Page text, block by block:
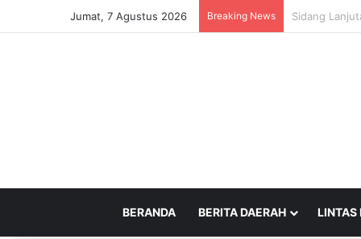
Jumat, 7 Agustus 2026 Breaking News Beda Tempat
BERANDA BERITA DAERAH LINTAS